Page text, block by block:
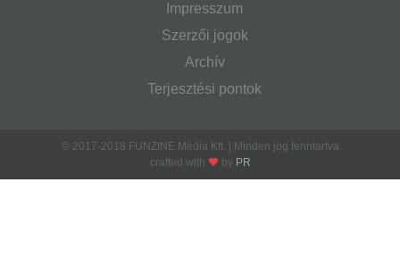
Impresszum
Szerzői jogok
Archív
Terjesztési pontok
© 2017-2018 FUNZINE Média Kft. | Minden jog fenntartva
crafted with
by PR